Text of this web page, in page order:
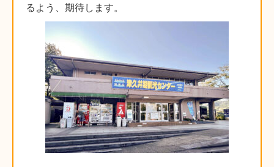
るよう、期待します。